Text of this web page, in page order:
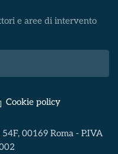
e aree di intervento
Cookie policy
00169 Roma - P.IVA